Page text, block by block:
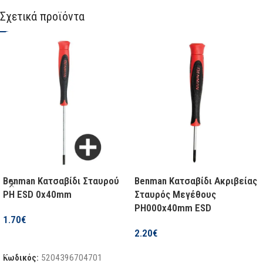
Σχετικά προϊόντα
Benman Κατσαβίδι Σταυρού
PH ESD 0x40mm
1.70€
Κωδικός: 5204396704701
Benman Κατσαβίδι Ακριβείας
Σταυρός Μεγέθους
PH000x40mm ESD
2.20€